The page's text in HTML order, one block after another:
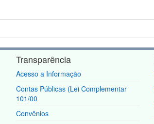
Transparência
Acesso a Informação
Contas Públicas (Lei Complementar
101/00
Convênios